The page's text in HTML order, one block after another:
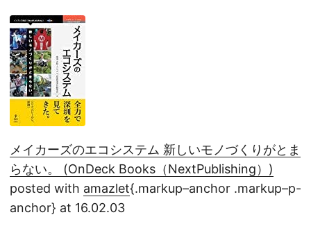
メイカーズのエコシステム 新しいモノづくりがとま
らない。 (OnDeck Books（NextPublishing）)
posted with amazlet{.markup–anchor .markup–p-
anchor} at 16.02.03